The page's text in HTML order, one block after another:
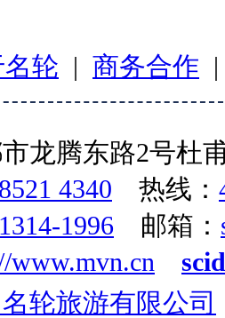
轮 | 商务合作
龙腾东路2号杜
4340 热线：
1996 邮箱：
www.mvn.cn
轮旅游有限公司